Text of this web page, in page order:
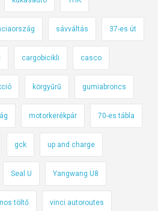
sávváltás 37-es út
cargobicikli casco
körgyűrű gumiabroncs
motorkerékpár 70-es tábla
gck up and charge
Seal U Yangwang U8
töltő vinci autoroutes